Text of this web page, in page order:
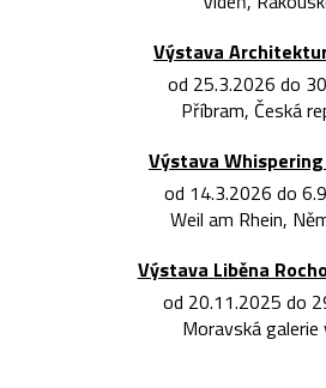
Výstava
od 25.3.2026 do
Příbram, Česká
Výstava
od 14.3.2026 do
Weil am Rhein,
Výstava Liběna
od 20.11.2025 do
Moravská galerie